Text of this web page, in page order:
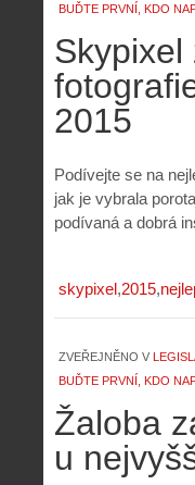
BUĎTE PRVNÍ, KDO
2015
Podívejte se na
jak je vybrala
podívaná a dobrá
skypixel 2015
ZVEŘEJNĚNO V
BUĎTE PRVNÍ, KDO
Žaloba
u